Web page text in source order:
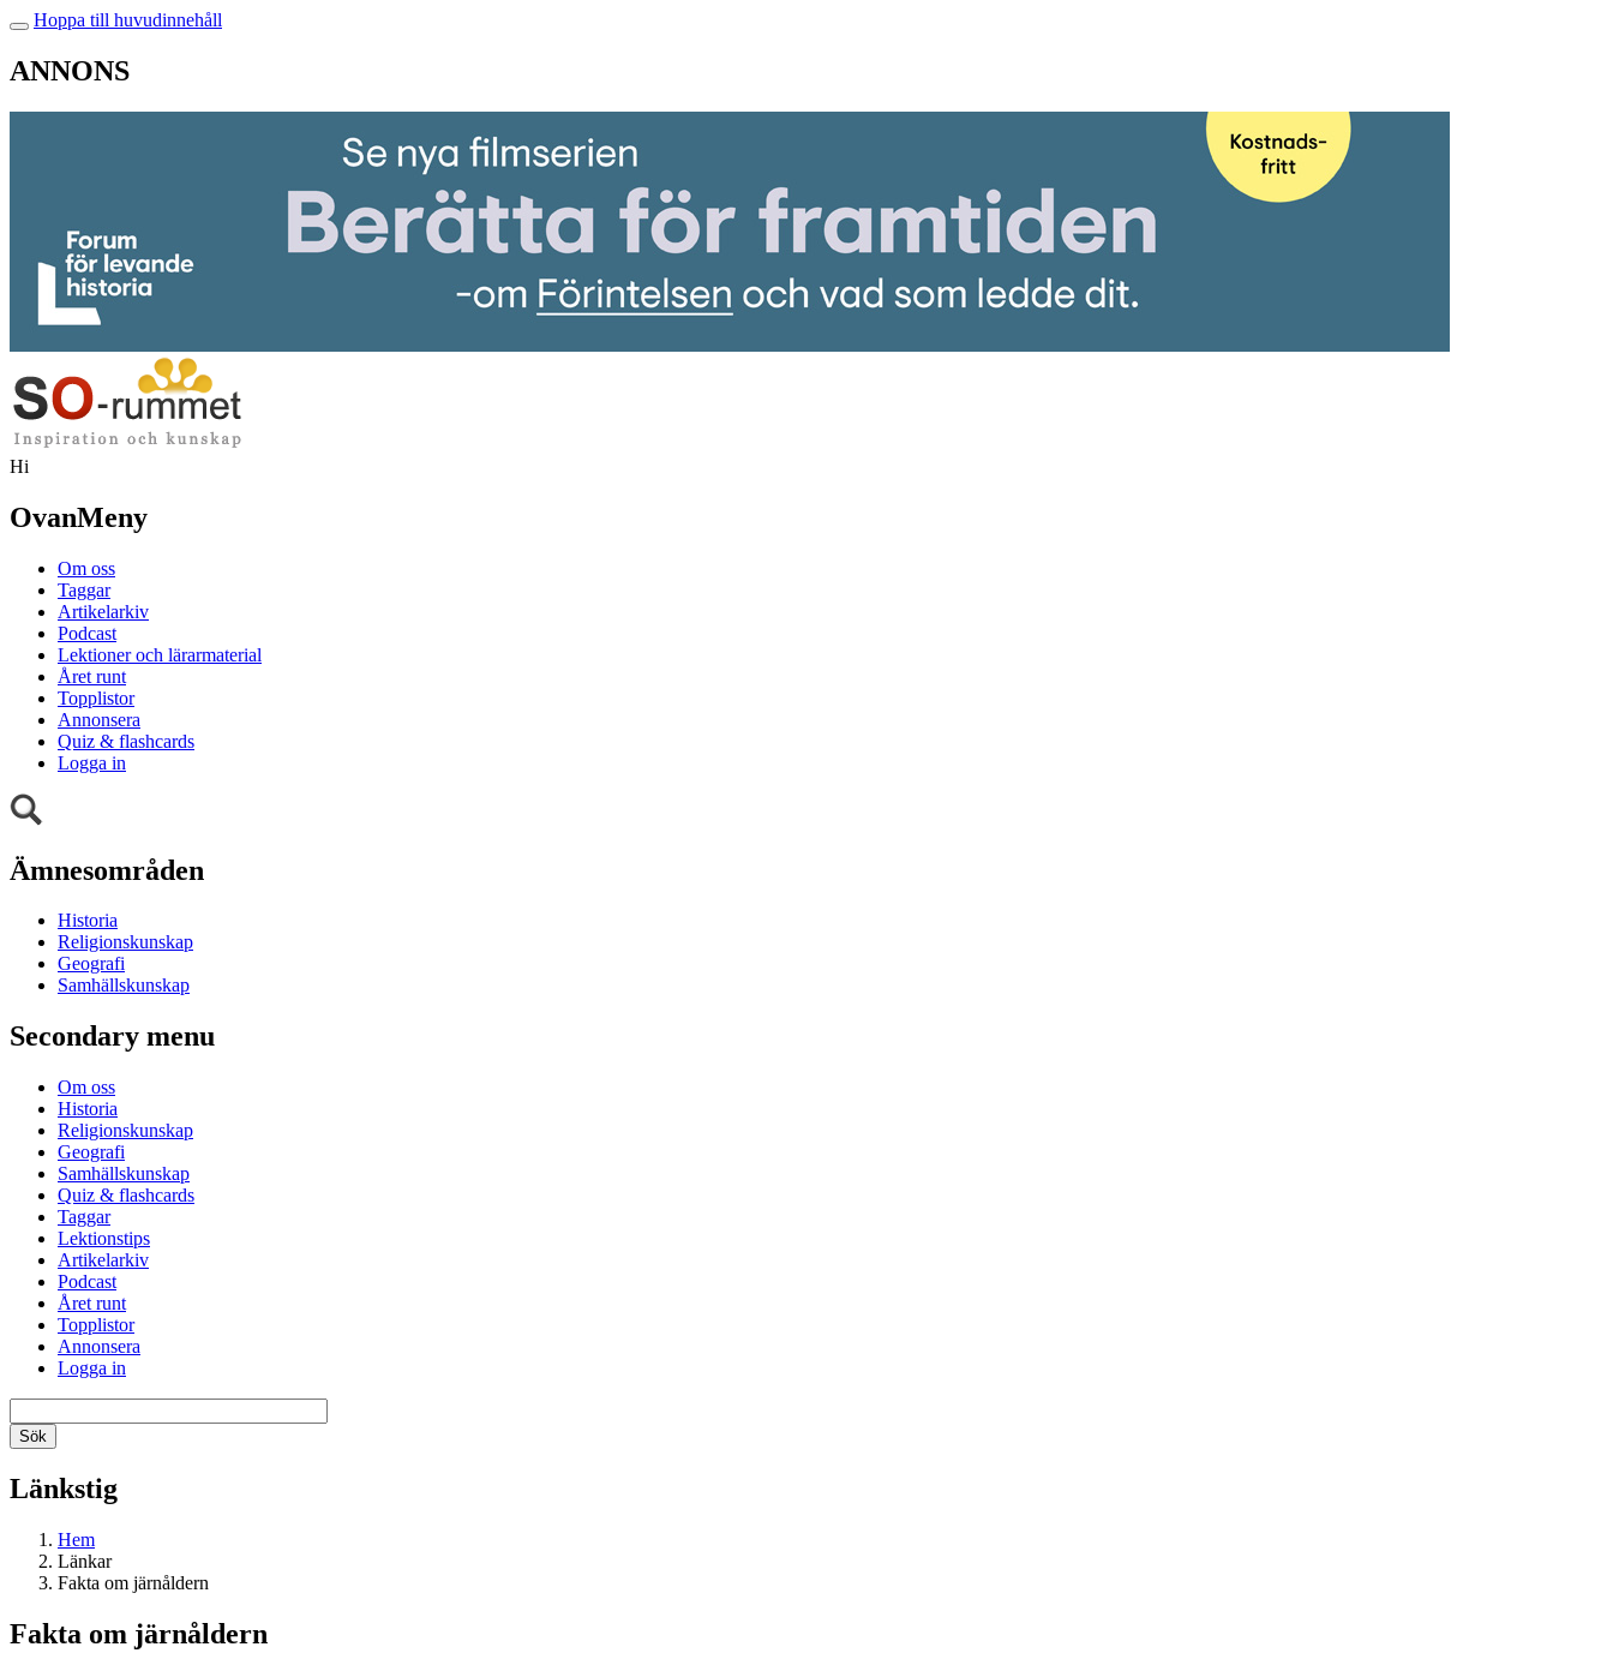
Hoppa till huvudinnehåll
ANNONS
Hi
OvanMeny
Om oss
Taggar
Artikelarkiv
Podcast
Lektioner och lärarmaterial
Året runt
Topplistor
Annonsera
Quiz & flashcards
Logga in
Ämnesområden
Historia
Religionskunskap
Geografi
Samhällskunskap
Secondary menu
Om oss
Historia
Religionskunskap
Geografi
Samhällskunskap
Quiz & flashcards
Taggar
Lektionstips
Artikelarkiv
Podcast
Året runt
Topplistor
Annonsera
Logga in
Länkstig
Hem
Länkar
Fakta om järnåldern
Fakta om järnåldern